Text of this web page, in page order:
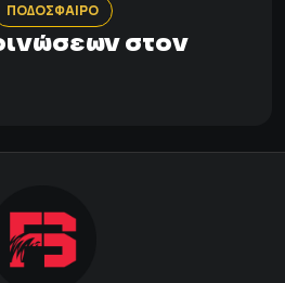
ΠΟΔΟΣΦΑΙΡΟ
στον